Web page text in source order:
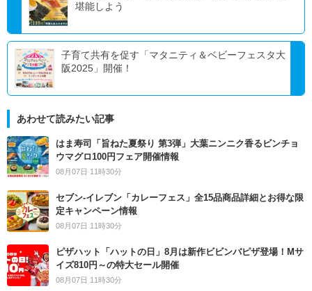
堪能しよう
子育て共有を促す「マタニティ＆ベビーフェスタ大
阪2025」開催！
あわせて読みたい記事
はま寿司「旨ねた夏祭り 第3弾」大葉ニンニク香るビンチョ
ウマグロ100円フェア開催情報
08月07日 11時30分
セブン‐イレブン「カレーフェス」全15品商品詳細とお得な限
定キャンペーン情報
08月07日 11時30分
ピザハット「ハットの日」8月は新作ビビンバピザ登場！Mサ
イズ810円～の特大セール開催
08月07日 11時30分